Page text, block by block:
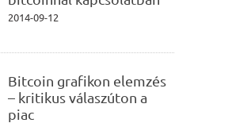
2014-09-12
Bitcoin grafikon elemzés
– kritikus válaszúton a
piac